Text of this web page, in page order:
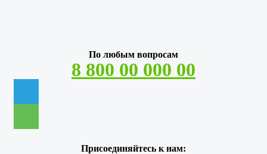
По любым вопросам
8 800 00 000 00
Присоединяйтесь к нам: